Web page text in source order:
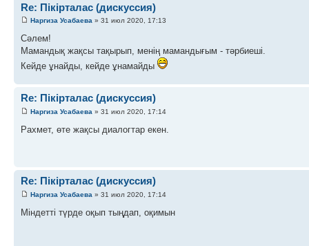
Re: Пікірталас (дискуссия)
Наргиза Усабаева » 31 июл 2020, 17:13
Сәлем!
Мамандық жақсы тақырып, менің мамандығым - тәрбиеші.
Кейде ұнайды, кейде ұнамайды
Re: Пікірталас (дискуссия)
Наргиза Усабаева » 31 июл 2020, 17:14
Рахмет, өте жақсы диалогтар екен.
Re: Пікірталас (дискуссия)
Наргиза Усабаева » 31 июл 2020, 17:14
Міндетті түрде оқып тыңдап, оқимын